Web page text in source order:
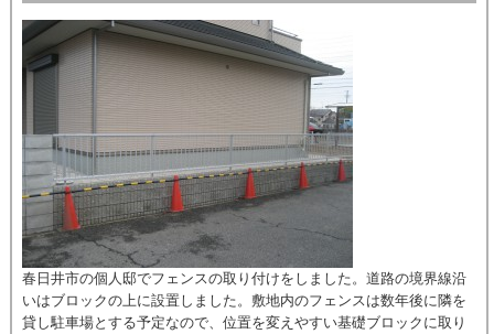
春日井市の個人邸でフェンスの取り付けをしました。道路の境界線沿
いはブロックの上に設置しました。敷地内のフェンスは数年後に隣を
貸し駐車場とする予定なので、位置を変えやすい基礎ブロックに取り